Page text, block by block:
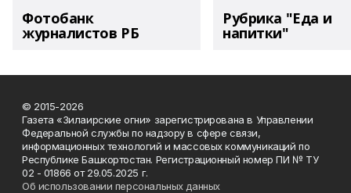
Фотобанк
журналистов РБ
Рубрика "Еда и
напитки"
© 2015-2026
Газета «Зилаирские огни» зарегистрирована в Управлении
Федеральной службы по надзору в сфере связи,
информационных технологий и массовых коммуникаций по
Республике Башкортостан. Регистрационный номер ПИ № ТУ
02 - 01866 от 29.05.2025 г.
Об использовании персональных данных